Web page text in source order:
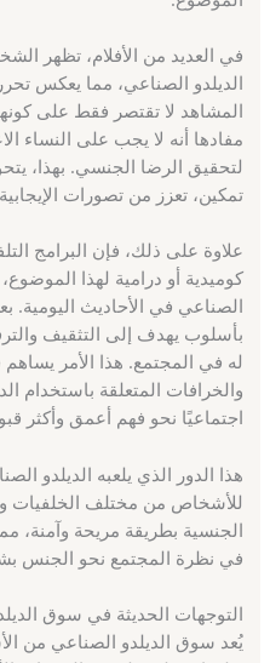
في العديد من الأفلام، تظهر
الديلدو الصناعي، مما يعكس
المشاهد لا تقتصر فقط على
مفادها أنه لا يجب على النساء
لتحقيق الرضا الجنسي. بهذا،
تمكين، تعزز من تصورات
علاوة على ذلك، فإن البرامج
كوميدية أو درامية لهذا
الصناعي في الأحاديث
بأسلوب يهدف إلى التثقيف
له في المجتمع. هذا الأمر
والخرافات المتعلقة باستخدام
اجتماعيًا نحو فهم أعمق وأكثر
هذا الدور الذي يلعبه الديلدو
للأشخاص من مختلف الخلفيات
الجنسية بطريقة مريحة وآمنة،
في نظرة المجتمع نحو الجنس
التوجهات الحديثة في سوق
يُعد سوق الديلدو الصناعي من